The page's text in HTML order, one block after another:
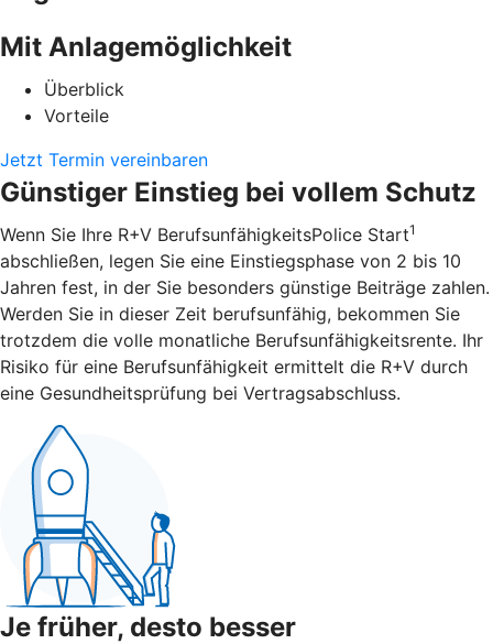
Mit Anlagemöglichkeit
Überblick
Vorteile
Jetzt Termin vereinbaren
Günstiger Einstieg bei vollem Schutz
Wenn Sie Ihre R+V BerufsunfähigkeitsPolice Start1
abschließen, legen Sie eine Einstiegsphase von 2 bis 10
Jahren fest, in der Sie besonders günstige Beiträge zahlen.
Werden Sie in dieser Zeit berufsunfähig, bekommen Sie
trotzdem die volle monatliche Berufsunfähigkeitsrente. Ihr
Risiko für eine Berufsunfähigkeit ermittelt die R+V durch
eine Gesundheitsprüfung bei Vertragsabschluss.
Je früher, desto besser